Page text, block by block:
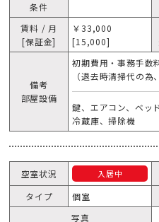
条件
賃料 / 月
[保証金]
￥33,000
[15,000]
備考
部屋設備
初期費用・事務手
（退去時清掃代の為
鍵、エアコン、ベッ
冷蔵庫、掃除機
空室状況 入居中
タイプ
個室
写真